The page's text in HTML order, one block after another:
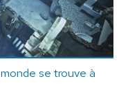
se trouve à